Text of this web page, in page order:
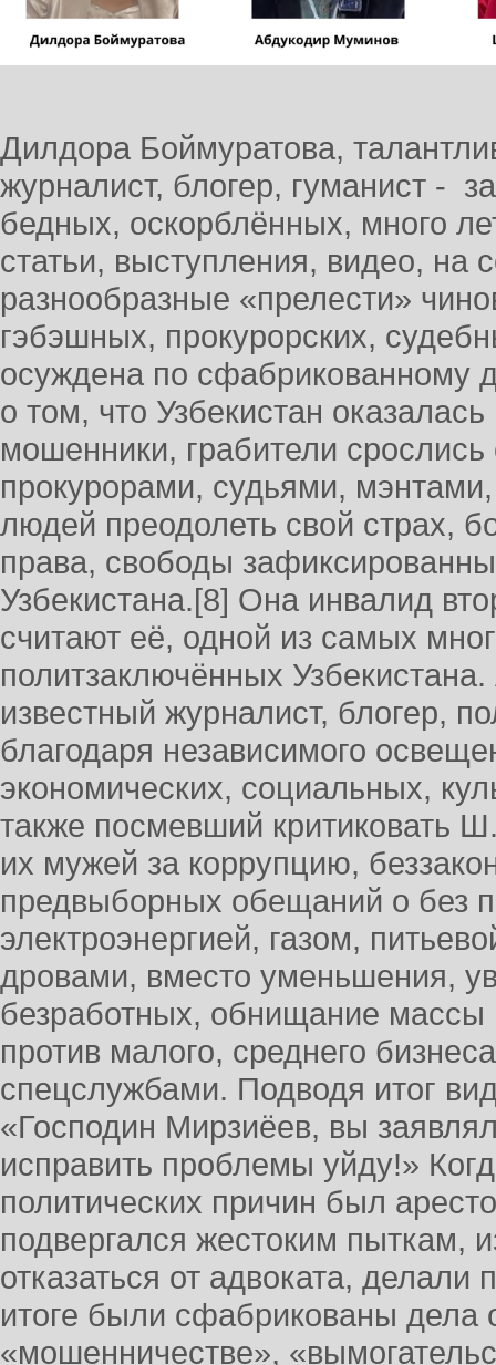
Дилдора Боймуратова,
журналист, блогер, гуманист -
бедных, оскорблённых, много
статьи, выступления, видео, на
разнообразные «прелести»
гэбэшных, прокурорских,
осуждена по сфабрикованному
о том, что Узбекистан
мошенники, грабители
прокурорами, судьями,
людей преодолеть свой страх,
права, свободы
Узбекистана.[8] Она инвалид
считают её, одной из самых
политзаключённых
известный журналист, блогер,
благодаря независимого
экономических, социальных,
также посмевший критиковать
их мужей за коррупцию,
предвыборных обещаний о без
электроэнергией, газом,
дровами, вместо уменьшения,
безработных, обнищание массы
против малого, среднего
спецслужбами. Подводя итог
«Господин Мирзиёев, вы
исправить проблемы уйду!»
политических причин был
подвергался жестоким пыткам,
отказаться от адвоката,
итоге были сфабрикованы дела
«мошенничестве»,